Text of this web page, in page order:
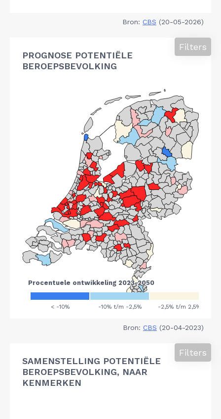
Bron: CBS (20-05-2026)
PROGNOSE POTENTIËLE
BEROEPSBEVOLKING
Filters
Bron: CBS (20-04-2023)
SAMENSTELLING POTENTIËLE
BEROEPSBEVOLKING, NAAR
KENMERKEN
Filters